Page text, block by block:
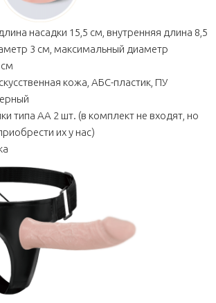
насадки 15,5 см, внутренняя длина 8,5
3 см, максимальный диаметр
кожа, АБС-пластик, ПУ
типа АА 2 шт. (в комплект не входят, но
их у нас)